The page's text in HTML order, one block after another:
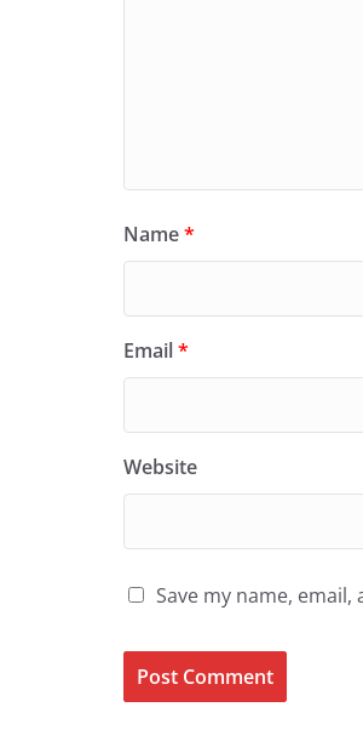
Name*
Email*
Website
Save my name,